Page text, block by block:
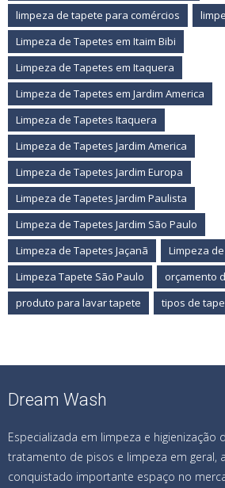
limpeza de tapete para comércios
Limpeza de Tapetes em Itaim Bibi
Limpeza de Tapetes em Itaquera
Limpeza de Tapetes em Jardim America
Limpeza de Tapetes Itaquera
Limpeza de Tapetes Jardim America
Limpeza de Tapetes Jardim Europa
Limpeza de Tapetes Jardim Paulista
Limpeza de Tapetes Jardim São Paulo
Limpeza de Tapetes Jaçanã
Limpeza
Limpeza Tapete São Paulo
orçamento
produto para lavar tapete
tipos de
Dream Wash
Especializada em limpeza e higienização
tratamento de pisos e limpeza em geral,
conquistado importante espaço no